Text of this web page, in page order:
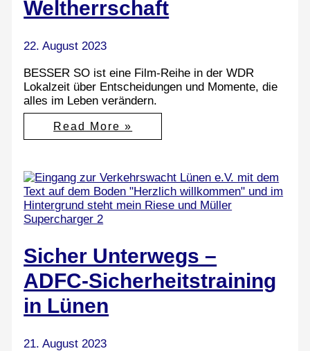
Weltherrschaft
22. August 2023
BESSER SO ist eine Film-Reihe in der WDR
Lokalzeit über Entscheidungen und Momente, die
alles im Leben verändern.
Hollywood
und
Read More »
Sicher Unterwegs –
ADFC-Sicherheitstraining
in Lünen
21. August 2023